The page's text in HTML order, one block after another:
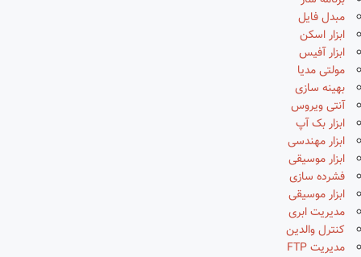
مبدل فایل
ابزار اسکن
ابزار آفیس
مولتی مدیا
بهینه سازی
آنتی ویروس
ابزار بک آپ
ابزار مهندسی
ابزار موسیقی
فشرده سازی
ابزار موسیقی
مدیریت ابری
کنترل والدین
مدیریت FTP